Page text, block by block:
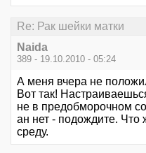
Re: Рак шейки матки
Naida
389 - 19.10.2010 - 05:24
А меня вчера не
Вот так!
не в предобморочном
ан нет - подождите.
среду.